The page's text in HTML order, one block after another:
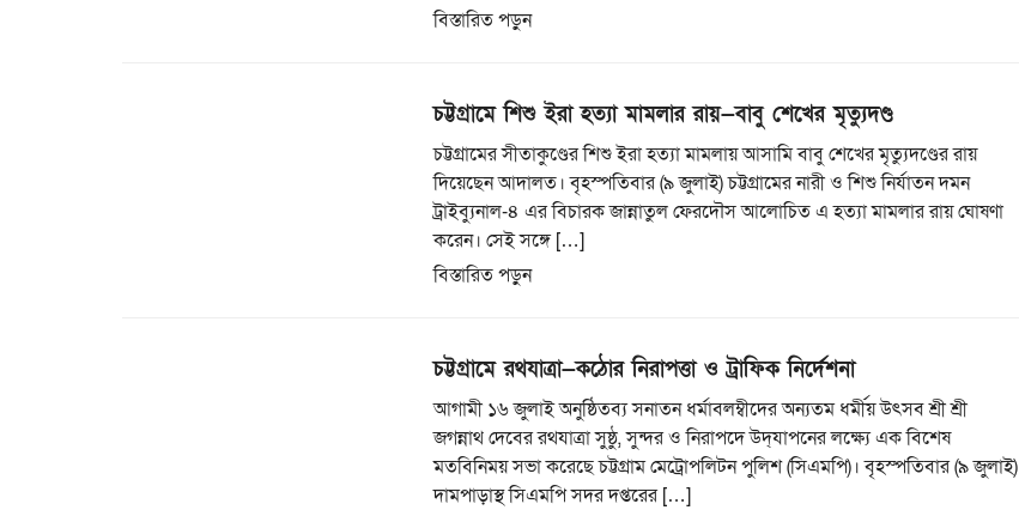
বিস্তারিত পড়ুন
চট্টগ্রামে শিশু ইরা হত্যা মামলার রায়—বাবু শেখের মৃত্যুদণ্ড
চট্টগ্রামের সীতাকুণ্ডের শিশু ইরা হত্যা মামলায় আসামি বাবু শেখের মৃত্যুদণ্ডের রায়
দিয়েছেন আদালত। বৃহস্পতিবার (৯ জুলাই) চট্টগ্রামের নারী ও শিশু নির্যাতন দমন
ট্রাইব্যুনাল-৪ এর বিচারক জান্নাতুল ফেরদৌস আলোচিত এ হত্যা মামলার রায় ঘোষণা
করেন। সেই সঙ্গে […]
বিস্তারিত পড়ুন
চট্টগ্রামে রথযাত্রা—কঠোর নিরাপত্তা ও ট্রাফিক নির্দেশনা
আগামী ১৬ জুলাই অনুষ্ঠিতব্য সনাতন ধর্মাবলম্বীদের অন্যতম ধর্মীয় উৎসব শ্রী শ্রী
জগন্নাথ দেবের রথযাত্রা সুষ্ঠু, সুন্দর ও নিরাপদে উদ্‌যাপনের লক্ষ্যে এক বিশেষ
মতবিনিময় সভা করেছে চট্টগ্রাম মেট্রোপলিটন পুলিশ (সিএমপি)। বৃহস্পতিবার (৯ জুলাই)
দামপাড়াস্থ সিএমপি সদর দপ্তরের […]